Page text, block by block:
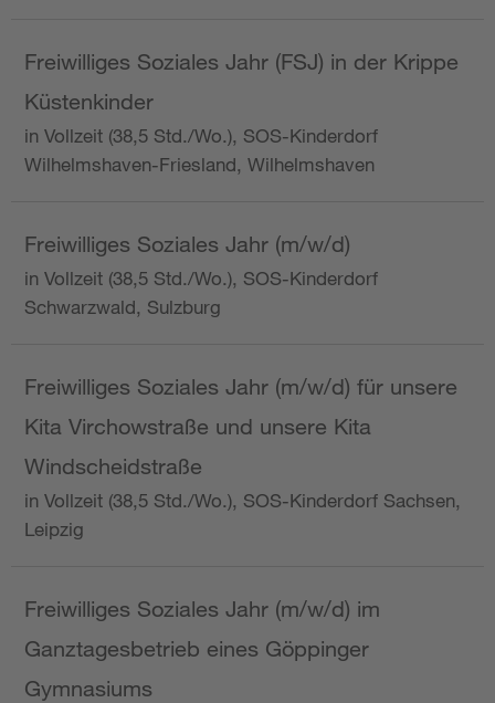
Freiwilliges Soziales Jahr (FSJ) in der Krippe
Küstenkinder
in Vollzeit (38,5 Std./Wo.), SOS-Kinderdorf
Wilhelmshaven-Friesland, Wilhelmshaven
Freiwilliges Soziales Jahr (m/w/d)
in Vollzeit (38,5 Std./Wo.), SOS-Kinderdorf
Schwarzwald, Sulzburg
Freiwilliges Soziales Jahr (m/w/d) für unsere
Kita Virchowstraße und unsere Kita
Windscheidstraße
in Vollzeit (38,5 Std./Wo.), SOS-Kinderdorf Sachsen,
Leipzig
Freiwilliges Soziales Jahr (m/w/d) im
Ganztagesbetrieb eines Göppinger
Gymnasiums